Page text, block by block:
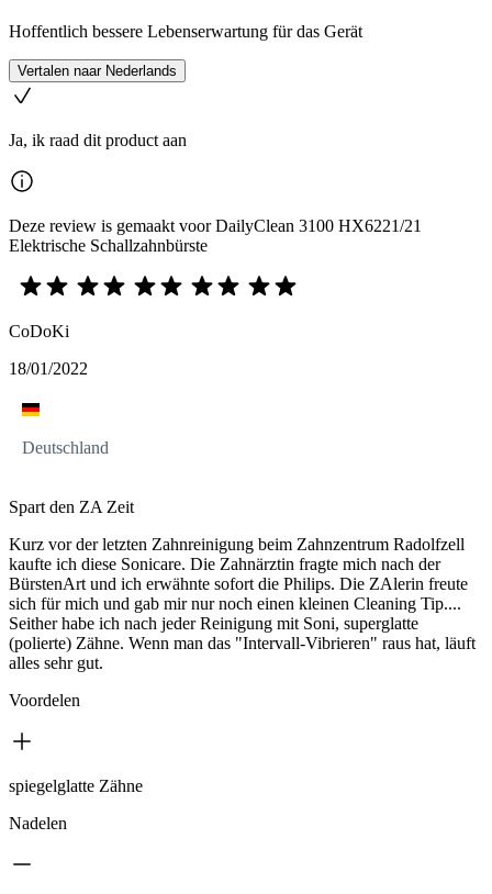
Hoffentlich bessere Lebenserwartung für das Gerät
Vertalen naar Nederlands
Ja, ik raad dit product aan
Deze review is gemaakt voor DailyClean 3100 HX6221/21
Elektrische Schallzahnbürste
CoDoKi
18/01/2022
Deutschland
Spart den ZA Zeit
Kurz vor der letzten Zahnreinigung beim Zahnzentrum Radolfzell
kaufte ich diese Sonicare. Die Zahnärztin fragte mich nach der
BürstenArt und ich erwähnte sofort die Philips. Die ZAlerin freute
sich für mich und gab mir nur noch einen kleinen Cleaning Tip....
Seither habe ich nach jeder Reinigung mit Soni, superglatte
(polierte) Zähne. Wenn man das "Intervall-Vibrieren" raus hat, läuft
alles sehr gut.
Voordelen
spiegelglatte Zähne
Nadelen